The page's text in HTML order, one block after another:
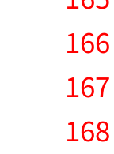
166
167
168